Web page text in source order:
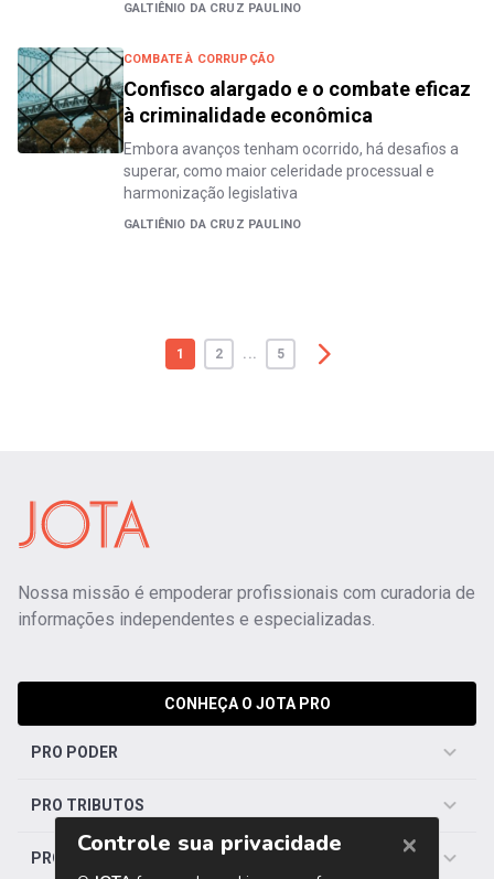
GALTIÊNIO DA CRUZ PAULINO
COMBATE À CORRUPÇÃO
Confisco alargado e o combate eficaz
à criminalidade econômica
Embora avanços tenham ocorrido, há desafios a
superar, como maior celeridade processual e
harmonização legislativa
GALTIÊNIO DA CRUZ PAULINO
1 2 ... 5
Nossa missão é empoderar profissionais com curadoria de
informações independentes e especializadas.
CONHEÇA O JOTA PRO
PRO PODER
PRO TRIBUTOS
PRO TRABALHISTA